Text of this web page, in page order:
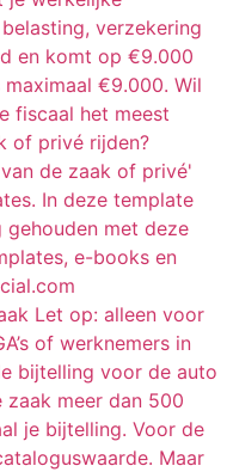
Let op: alleen voor
of werknemers in
bijtelling voor de auto
zaak meer dan 500
je bijtelling. Voor de
Maar